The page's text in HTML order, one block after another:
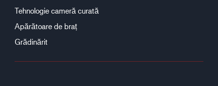
Tehnologie cameră curată
Apărătoare de braț
Grădinărit